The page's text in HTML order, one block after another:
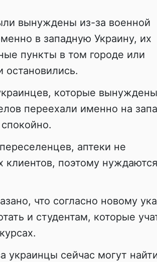
вынуждены из-за военной
в западную Украину, их
пункты в том городе или
остановились.
которые вынуждены
переехали именно на
аптеки не
клиентов, поэтому
что согласно новому
и студентам, которые
украинцы сейчас могут